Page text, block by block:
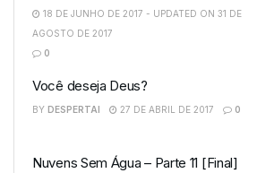
18 DE JUNHO DE 2017 - UPDATED ON 31 DE
AGOSTO DE 2017
0
Você deseja Deus?
BY DESPERTAI 27 DE ABRIL DE 2017 0
Nuvens Sem Água – Parte 11 [Final]